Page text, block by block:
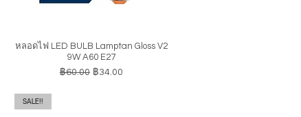
ดูข้อมูลด่วน
หลอดไฟ LED BULB Lamptan Gloss V2
9W A60 E27
ราคาปกติ
฿60.00 ราคาขายลด
฿34.00
SALE!!